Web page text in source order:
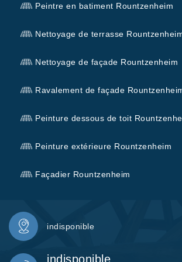
Peintre en batiment Rountzenheim
Nettoyage de terrasse
Nettoyage de façade Rountzenheim
Ravalement de façade
Peinture dessous de toit
Peinture extérieure Rountzenheim
Façadier Rountzenheim
indisponible
indisponible